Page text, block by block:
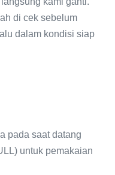
di cek sebelum
dalam kondisi siap
pada saat datang
untuk pemakaian